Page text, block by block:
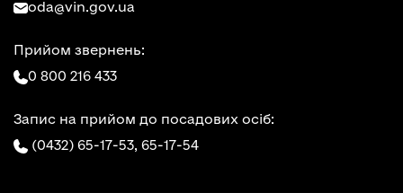
oda@vin.gov.ua
Прийом звернень:
0 800 216 433
Запис на прийом до посадових осіб:
(0432) 65-17-53, 65-17-54